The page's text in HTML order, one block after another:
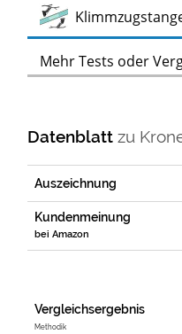
Mehr Tests oder
Datenblattzu
Auszeichnung
Kundenmeinung
bei Amazon
Vergleichsergebnis
Methodik